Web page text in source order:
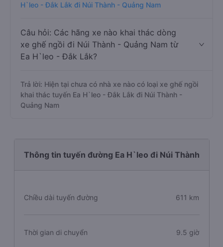
H`leo - Đắk Lắk đi Núi Thành - Quảng Nam
Câu hỏi: Các hãng xe nào khai thác dòng
xe ghế ngồi đi Núi Thành - Quảng Nam từ
Ea H`leo - Đắk Lắk?
Trả lời: Hiện tại chưa có nhà xe nào có loại xe ghế ngồi
khai thác tuyến Ea H`leo - Đắk Lắk đi Núi Thành -
Quảng Nam
Thông tin tuyến đường Ea H`leo đi Núi Thành
Chiều dài tuyến đường 611 km
Thời gian di chuyển 9.5 giờ